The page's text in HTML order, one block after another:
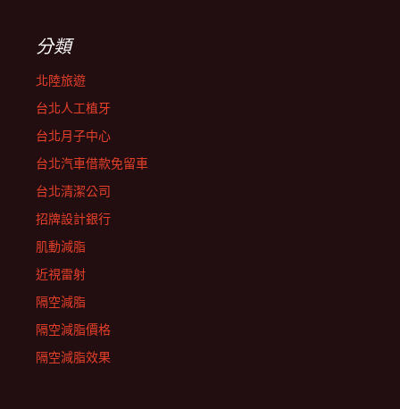
分類
北陸旅遊
台北人工植牙
台北月子中心
台北汽車借款免留車
台北清潔公司
招牌設計銀行
肌動減脂
近視雷射
隔空減脂
隔空減脂價格
隔空減脂效果